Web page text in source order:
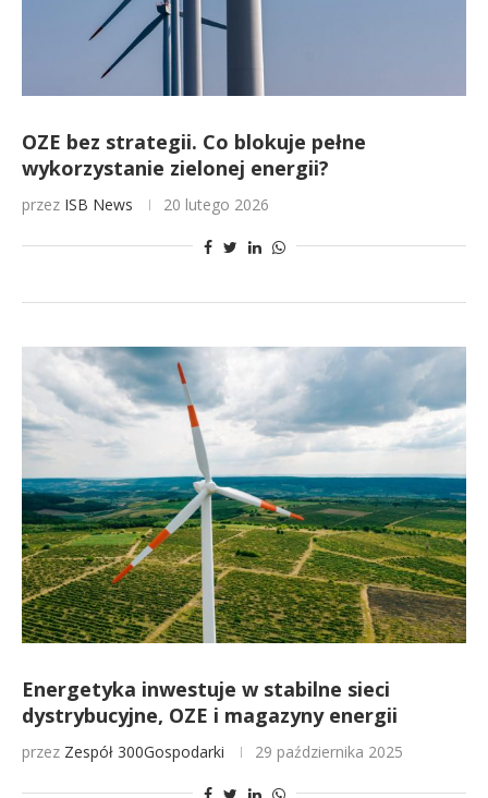
OZE bez strategii. Co blokuje pełne
wykorzystanie zielonej energii?
przez ISB News 20 lutego 2026
Energetyka inwestuje w stabilne sieci
dystrybucyjne, OZE i magazyny energii
przez Zespół 300Gospodarki 29 października 2025